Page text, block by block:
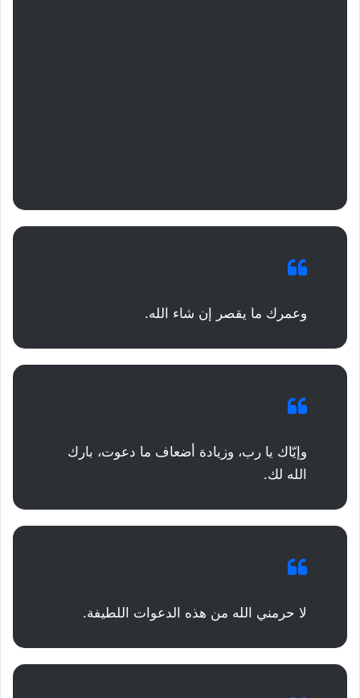
وعمرك ما يقصر إن شاء الله.
وإيّاك يا رب، وزيادة أضعاف ما دعوت، بارك
الله لك.
لا حرمني الله من هذه الدعوات اللطيفة.